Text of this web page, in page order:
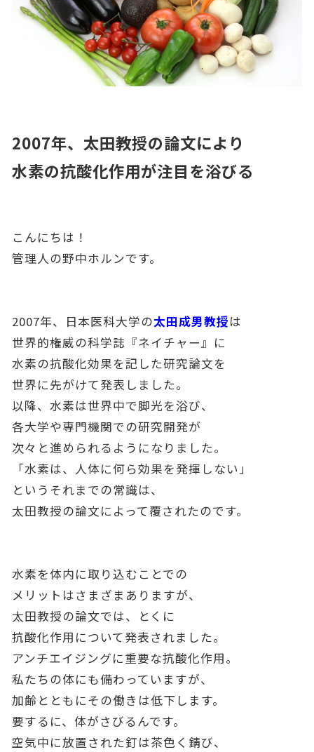
2007年、太田教授の論文により
水素の抗酸化作用が注目を浴びる
こんにちは！
管理人の野中ホルンです。
2007年、日本医科大学の太田成男教授は
世界的権威の科学誌『ネイチャー』に
水素の抗酸化効果を記した研究論文を
世界に先がけて発表しました。
以降、水素は世界中で脚光を浴び、
各大学や専門機関での研究開発が
次々と進められるようになりました。
「水素は、人体に何ら効果を発揮しない」
というそれまでの常識は、
太田教授の論文によって覆されたのです。
水素を体内に取り込むことでの
メリットはさまざまありますが、
太田教授の論文では、とくに
抗酸化作用について発表されました。
アンチエイジングに重要な抗酸化作用。
私たちの体にも備わっていますが、
加齢とともにその働きは低下します。
要するに、体がさびるんです。
空気中に放置された釘は茶色く錆び、